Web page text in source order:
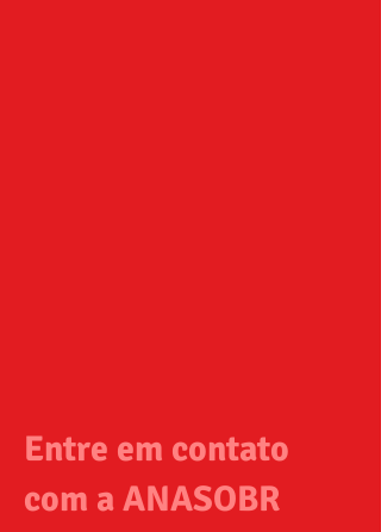
Entre em contato
com a ANASOBR